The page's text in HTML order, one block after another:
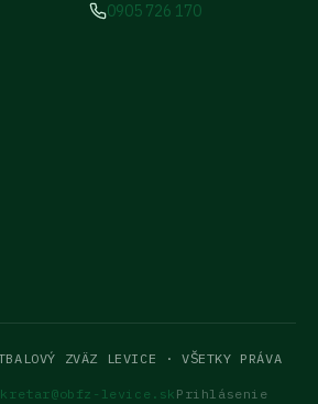
0905 726 170
ZVÄZ LEVICE · VŠETKY PRÁVA
levice.skPrihlásenie